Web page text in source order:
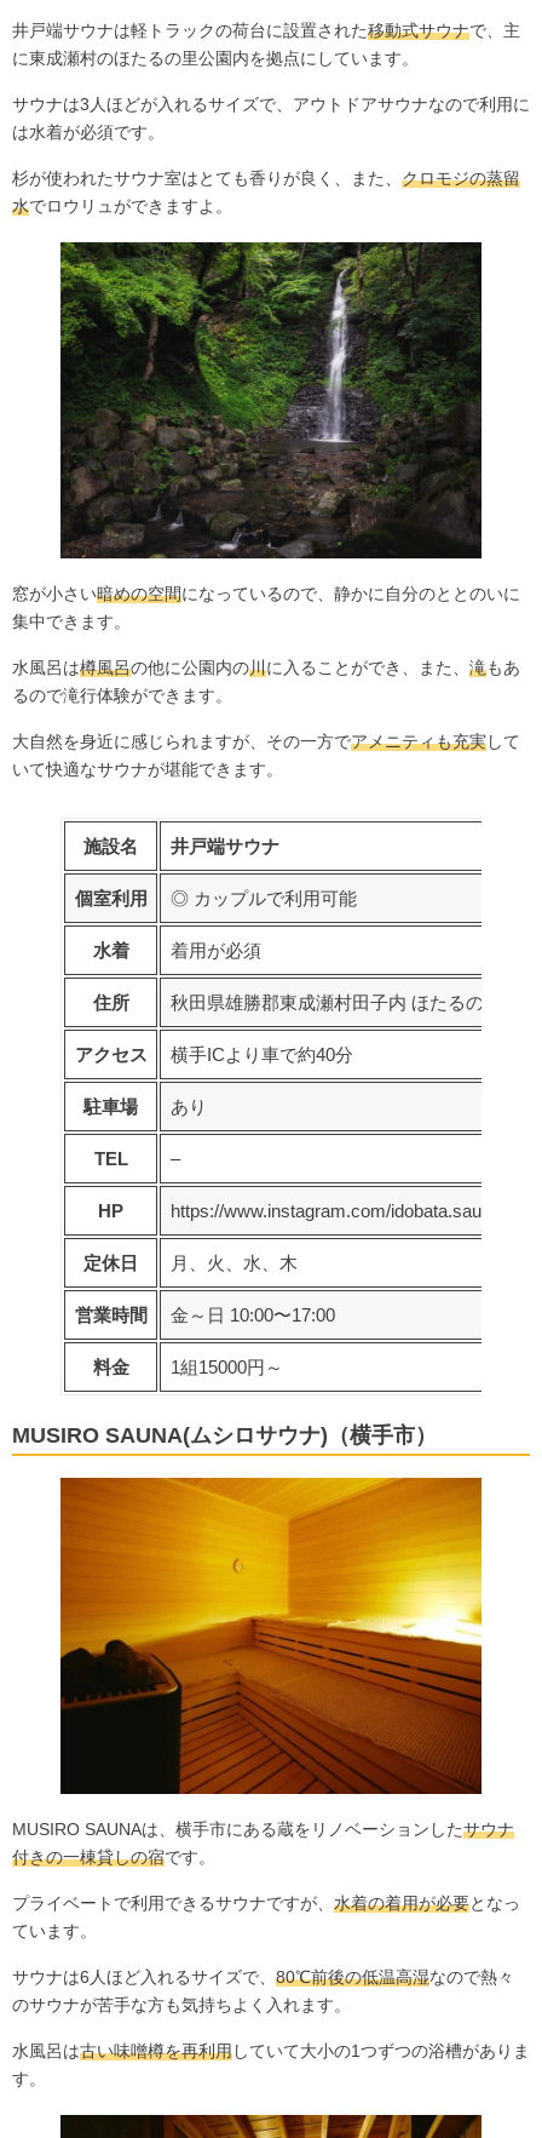
井戸端サウナは軽トラックの荷台に設置された移動式サウナで、主
に東成瀬村のほたるの里公園内を拠点にしています。
サウナは3人ほどが入れるサイズで、アウトドアサウナなので利用に
は水着が必須です。
杉が使われたサウナ室はとても香りが良く、また、 クロモジの蒸留
水でロウリュができますよ。
窓が小さい暗めの空間になっているので、静かに自分のととのいに
集中できます。
水風呂は樽風呂の他に公園内の川に入ることができ、また、 滝もあ
るので滝行体験ができます。
大自然を身近に感じられますが、その一方でアメニティも充実して
いて快適なサウナが堪能できます。
施設名 井戸端サウナ
個室利用 ◎ カップルで利用可能
水着 着用が必須
住所 秋田県雄勝郡東成瀬村田子内 ほたるの里公園
アクセス 横手ICより車で約40分
駐車場 あり
TEL –
HP https://www.instagram.com/idobata.sauna/
定休日 月、火、水、木
営業時間 金～日 10:00〜17:00
料金 1組15000円～
MUSIRO SAUNA(ムシロサウナ)（横手市）
MUSIRO SAUNAは、横手市にある蔵をリノベーションしたサウナ
付きの一棟貸しの宿です。
プライベートで利用できるサウナですが、 水着の着用が必要となっ
ています。
サウナは6人ほど入れるサイズで、 80℃前後の低温高湿なので熱々
のサウナが苦手な方も気持ちよく入れます。
水風呂は古い味噌樽を再利用していて大小の1つずつの浴槽がありま
す。